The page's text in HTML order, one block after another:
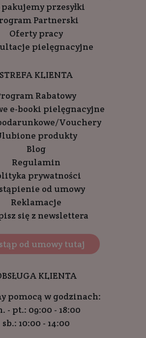
pakujemy przesyłki
Partnerski
Oferty pracy
pielęgnacyjne
STREFA KLIENTA
Rabatowy
e-booki pielęgnacyjne
Vouchery
produkty
Blog
Regulamin
prywatności
od umowy
Reklamacje
się z newslettera
od umowy tutaj
KLIENTA
pomocą w godzinach:
- pt.: 09:00 - 18:00
sb.: 10:00 - 14:00